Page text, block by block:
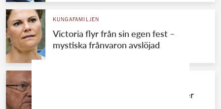
KUNGAFAMILJEN
Victoria flyr från sin egen fest –
mystiska frånvaron avslöjad
Kungens okända systerdotter bryter